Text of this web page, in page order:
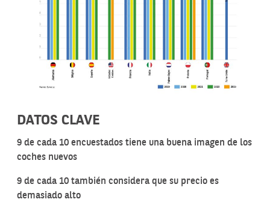
DATOS CLAVE
9 de cada 10 encuestados tiene una buena imagen de los
coches nuevos
9 de cada 10 también considera que su precio es
demasiado alto